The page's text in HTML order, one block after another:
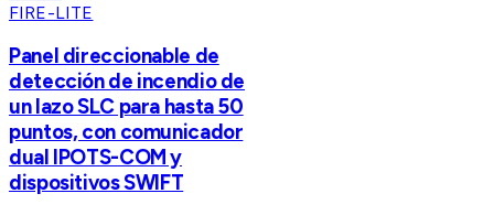
FIRE-LITE
Panel direccionable de
detección de incendio de
un lazo SLC para hasta 50
puntos, con comunicador
dual IPOTS-COM y
dispositivos SWIFT